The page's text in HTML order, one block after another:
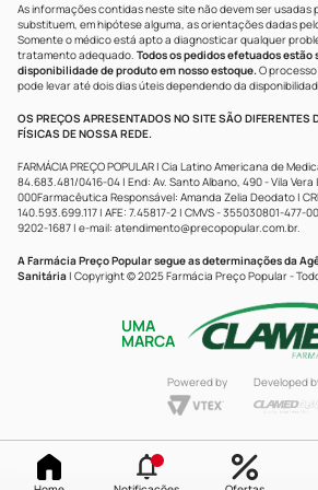
As informações contidas neste site não devem ser
substituem, em hipótese alguma, as orientações dadas
Somente o médico está apto a diagnosticar qualquer
tratamento adequado. Todos os pedidos efetuados
disponibilidade de produto em nosso estoque.O
pode levar até dois dias úteis dependendo da
OS PREÇOS APRESENTADOS NO SITE SÃO DIFERENTES
FÍSICAS DE NOSSA REDE.
FARMÁCIA PREÇO POPULAR | Cia Latino Americana de
84.683.481/0416-04 | End: Av. Santo Albano, 490 - Vila Vera
000Farmacêutica Responsável: Amanda Zelia Deodato |
140.593.699.117 | AFE: 7.45817-2 | CMVS - 355030801-477-
9202-1687 | e-mail: atendimento@precopopular.com.br.
A Farmácia Preço Popular segue as determinações da
Sanitária | Copyright © 2025 Farmácia Preço Popular -
UMA
MARCA
Powered by Developed